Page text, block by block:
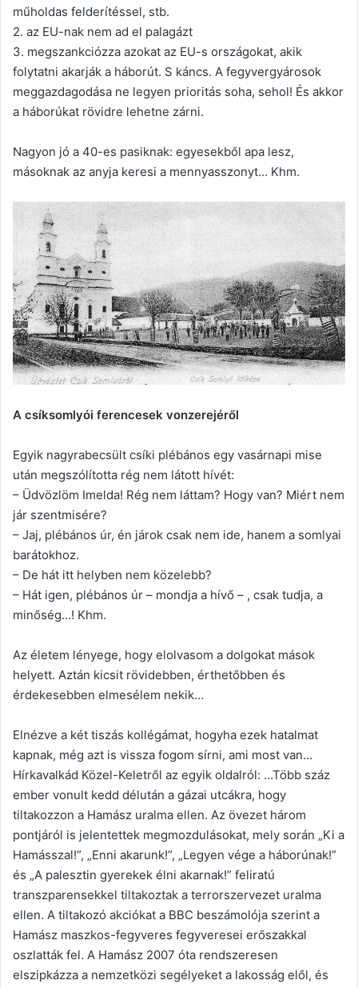
műholdas felderítéssel, stb.
2. az EU-nak nem ad el palagázt
3. megszankciózza azokat az EU-s országokat, akik
folytatni akarják a háborút. S káncs. A fegyvergyárosok
meggazdagodása ne legyen prioritás soha, sehol! És akkor
a háborúkat rövidre lehetne zárni.
Nagyon jó a 40-es pasiknak: egyesekből apa lesz,
másoknak az anyja keresi a mennyasszonyt… Khm.
A csíksomlyói ferencesek vonzerejéről
Egyik nagyrabecsült csíki plébános egy vasárnapi mise
után megszólította rég nem látott hívét:
– Üdvözlöm Imelda! Rég nem láttam? Hogy van? Miért nem
jár szentmisére?
– Jaj, plébános úr, én járok csak nem ide, hanem a somlyai
barátokhoz.
– De hát itt helyben nem közelebb?
– Hát igen, plébános úr – mondja a hívő – , csak tudja, a
minőség…! Khm.
Az életem lényege, hogy elolvasom a dolgokat mások
helyett. Aztán kicsit rövidebben, érthetőbben és
érdekesebben elmesélem nekik…
Elnézve a két tiszás kollégámat, hogyha ezek hatalmat
kapnak, még azt is vissza fogom sírni, ami most van…
Hírkavalkád Közel-Keletről az egyik oldalról: …Több száz
ember vonult kedd délután a gázai utcákra, hogy
tiltakozzon a Hamász uralma ellen. Az övezet három
pontjáról is jelentettek megmozdulásokat, mely során „Ki a
Hamásszal!”, „Enni akarunk!”, „Legyen vége a háborúnak!”
és „A palesztin gyerekek élni akarnak!” feliratú
transzparensekkel tiltakoztak a terrorszervezet uralma
ellen. A tiltakozó akciókat a BBC beszámolója szerint a
Hamász maszkos-fegyveres fegyveresei erőszakkal
oszlatták fel. A Hamász 2007 óta rendszeresen
elszipkázza a nemzetközi segélyeket a lakosság elől, és